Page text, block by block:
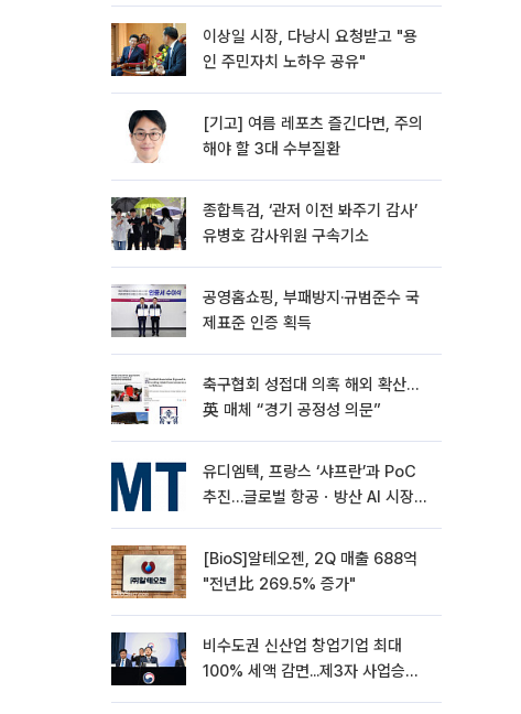
이상일 시장, 다낭시 요청받고 "용
인 주민자치 노하우 공유"
[기고] 여름 레포츠 즐긴다면, 주의
해야 할 3대 수부질환
종합특검, ‘관저 이전 봐주기 감사’
유병호 감사위원 구속기소
공영홈쇼핑, 부패방지·규범준수 국
제표준 인증 획득
축구협회 성접대 의혹 해외 확산…
英 매체 “경기 공정성 의문”
유디엠텍, 프랑스 ‘샤프란’과 PoC
추진…글로벌 항공ㆍ방산 AI 시장
[BioS]알테오젠, 2Q 매출 688억
"전년比 269.5% 증가"
비수도권 신산업 창업기업 최대
100% 세액 감면...제3자 사업승계